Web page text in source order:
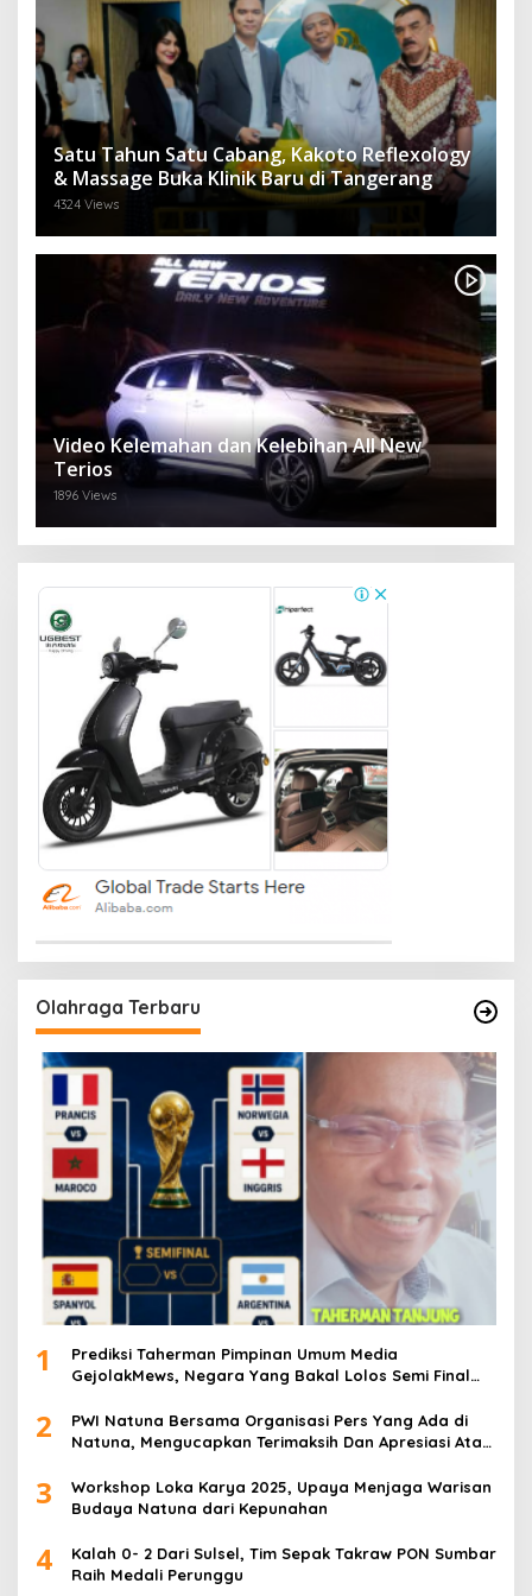
Satu Tahun Satu Cabang, Kakoto Reflexology
& Massage Buka Klinik Baru di Tangerang
4324 Views
Video Kelemahan dan Kelebihan All New
Terios
1896 Views
Olahraga Terbaru
1
Prediksi Taherman Pimpinan Umum Media
GejolakMews, Negara Yang Bakal Lolos Semi Final
2
PWI Natuna Bersama Organisasi Pers Yang Ada di
Natuna, Mengucapkan Terimaksih Dan Apresiasi Atas
dan Insan Pers
3
Workshop Loka Karya 2025, Upaya Menjaga Warisan
Budaya Natuna dari Kepunahan
4
Kalah 0- 2 Dari Sulsel, Tim Sepak Takraw PON Sumbar
Raih Medali Perunggu